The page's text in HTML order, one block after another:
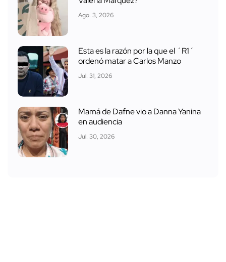
Ago. 3, 2026
Esta es la razón por la que el ´R1´
ordenó matar a Carlos Manzo
Jul. 31, 2026
Mamá de Dafne vio a Danna Yanina
en audiencia
Jul. 30, 2026